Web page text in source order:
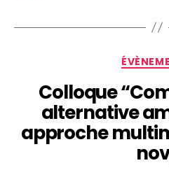
Colloque
alternative
approche